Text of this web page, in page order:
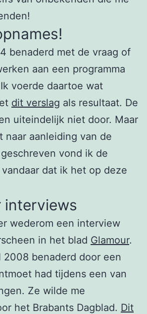
benaderd met de vraag of
aan een programma
voerde daartoe wat
dit verslag als resultaat. De
uiteindelijk niet door. Maar
naar aanleiding van de
vond ik de
dat ik het op deze
interviews
wederom een interview
in het blad Glamour.
2008 benaderd door een
had tijdens een van
Ze wilde me
het Brabants Dagblad. Dit